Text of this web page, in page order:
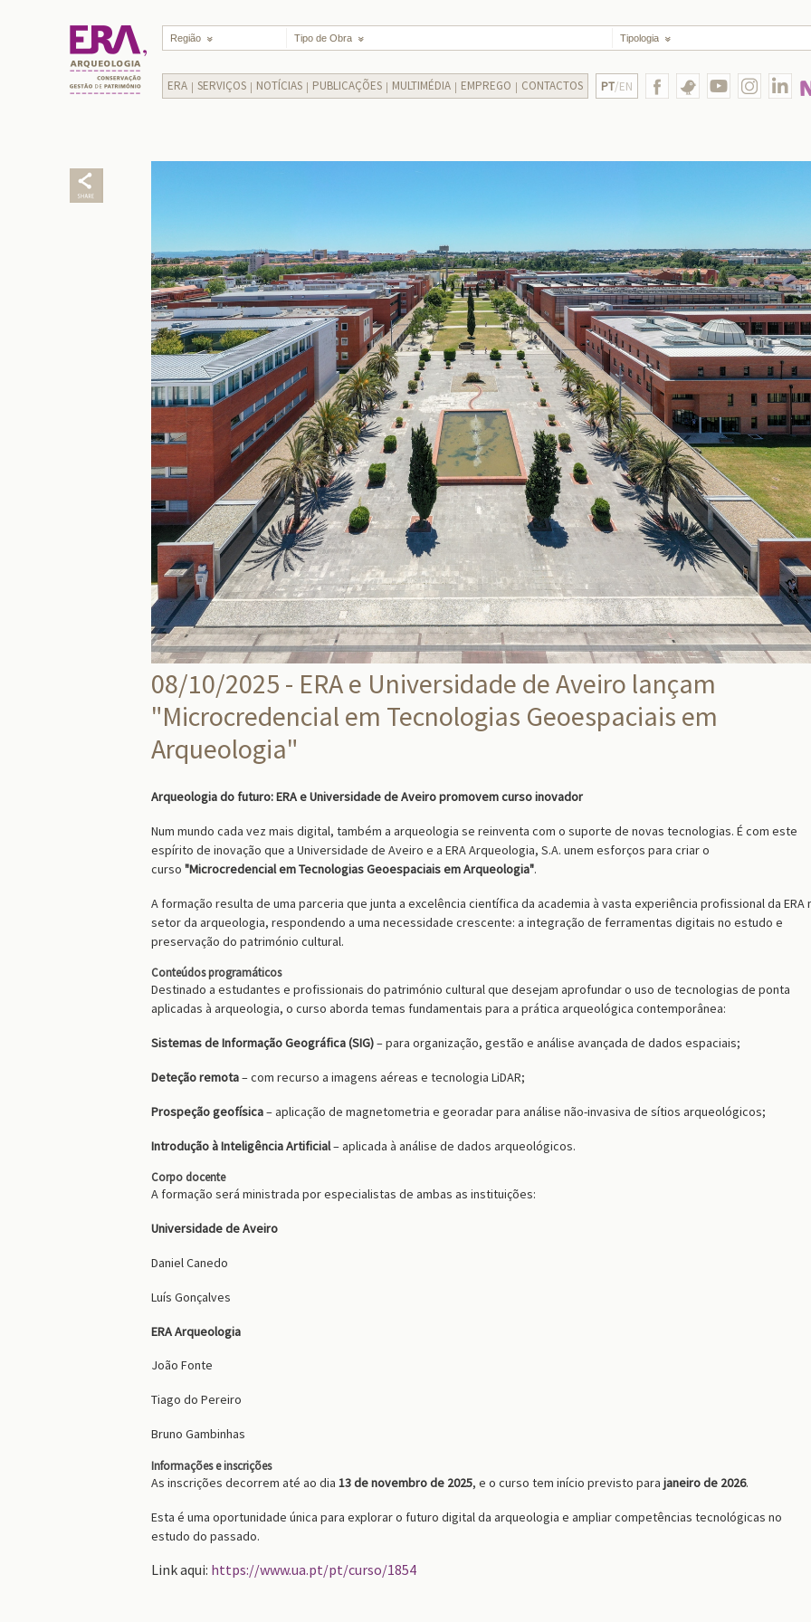
Região Tipo de Obra Tipologia
ERA SERVIÇOS NOTÍCIAS PUBLICAÇÕES MULTIMÉDIA EMPREGO CONTACTOS PT/EN
08/10/2025 - ERA e Universidade de Aveiro lançam
"Microcredencial em Tecnologias Geoespaciais em
Arqueologia"
Arqueologia do futuro: ERA e Universidade de Aveiro promovem curso inovador
Num mundo cada vez mais digital, também a arqueologia se reinventa com o suporte de novas tecnologias. É com este
espírito de inovação que a Universidade de Aveiro e a ERA Arqueologia, S.A. unem esforços para criar o
curso "Microcredencial em Tecnologias Geoespaciais em Arqueologia".
A formação resulta de uma parceria que junta a excelência científica da academia à vasta experiência profissional da ERA
setor da arqueologia, respondendo a uma necessidade crescente: a integração de ferramentas digitais no estudo e
preservação do património cultural.
Conteúdos programáticos
Destinado a estudantes e profissionais do património cultural que desejam aprofundar o uso de tecnologias de ponta
aplicadas à arqueologia, o curso aborda temas fundamentais para a prática arqueológica contemporânea:
Sistemas de Informação Geográfica (SIG)– para organização, gestão e análise avançada de dados espaciais;
Deteção remota– com recurso a imagens aéreas e tecnologia LiDAR;
Prospeção geofísica– aplicação de magnetometria e georadar para análise não-invasiva de sítios arqueológicos;
Introdução à Inteligência Artificial– aplicada à análise de dados arqueológicos.
Corpo docente
A formação será ministrada por especialistas de ambas as instituições:
Universidade de Aveiro
Daniel Canedo
Luís Gonçalves
ERA Arqueologia
João Fonte
Tiago do Pereiro
Bruno Gambinhas
Informações e inscrições
As inscrições decorrem até ao dia 13 de novembro de 2025, e o curso tem início previsto para janeiro de 2026.
Esta é uma oportunidade única para explorar o futuro digital da arqueologia e ampliar competências tecnológicas no
estudo do passado.
Link aqui: https://www.ua.pt/pt/curso/1854